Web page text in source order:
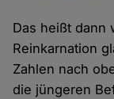
Das heißt dann
Reinkarnation
Zahlen nach
die jüngeren